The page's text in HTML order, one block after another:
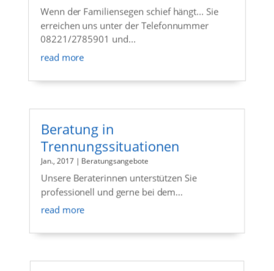
Wenn der Familiensegen schief hängt... Sie
erreichen uns unter der Telefonnummer
08221/2785901 und...
read more
Beratung in
Trennungssituationen
Jan., 2017 |Beratungsangebote
Unsere Beraterinnen unterstützen Sie
professionell und gerne bei dem...
read more